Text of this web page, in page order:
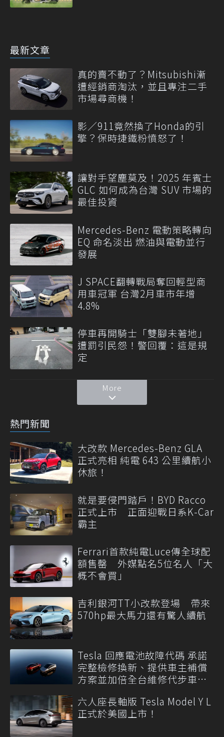
最新文章
真的賣不動了？Mitsubishi漸
遭經銷商淘汰，並且專注二手
市場尋商機！
影／911竟然換了Honda的引
擎？保時捷鐵粉憤怒了！
讓對手望塵莫及！2025 年賓士
GLC 如何成為台灣 SUV 市場的
最佳投資
Mercedes-Benz 電動策略轉向
EQ 命名淡出 燃油與電動並行
發展
J SPACE翻轉戰局奪回輕型商
用車冠軍 台灣2月車市年增
4.8%
停車再開騎士「雙腳未著地」
遭罰引民怨！警回覆：這是規
定
More
熱門新聞
大改款 Mercedes-Benz GLA
正式亮相 純電 643 公里續航小
休旅！
就是要侵門踏戶！BYD Racco
正式上市 正面迎戰日系K-Car
霸主
Ferrari首款純電Luce傳全球配
額售罄 外媒點名5位名人「大
概不會買」
吉利銀河TT小改款登場 帶來
570hp最大馬力還有驚人續航
Tesla 回應電池故障代碼 承諾
完整檢修換新、提供車主補償
方案並加倍全台維修代步車數
六人座長軸版 Tesla Model Y L
正式於美國上市！